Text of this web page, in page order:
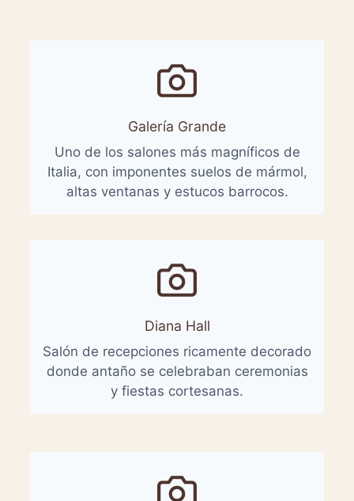
Galería Grande
Uno de los salones más magníficos de
Italia, con imponentes suelos de mármol,
altas ventanas y estucos barrocos.
Diana Hall
Salón de recepciones ricamente decorado
donde antaño se celebraban ceremonias
y fiestas cortesanas.